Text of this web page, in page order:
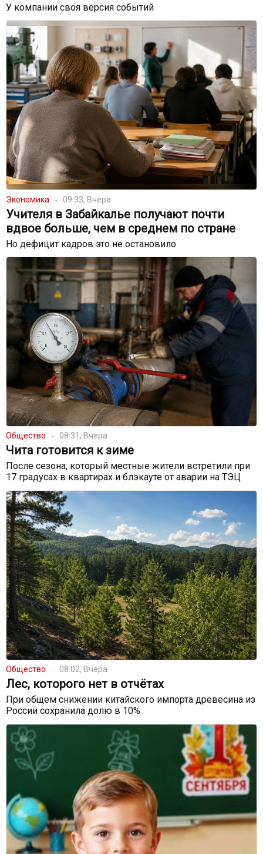
У компании своя версия событий
Экономика 09:33, Вчера
Учителя в Забайкалье получают почти
вдвое больше, чем в среднем по стране
Но дефицит кадров это не остановило
Общество 08:31, Вчера
Чита готовится к зиме
После сезона, который местные жители встретили при
17 градусах в квартирах и блэкауте от аварии на ТЭЦ
Общество 08:02, Вчера
Лес, которого нет в отчётах
При общем снижении китайского импорта древесина из
России сохранила долю в 10%